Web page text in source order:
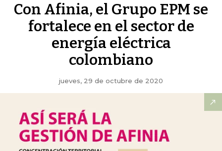
Con Afinia, el Grupo EPM se
fortalece en el sector de
energía eléctrica
colombiano
jueves, 29 de octubre de 2020